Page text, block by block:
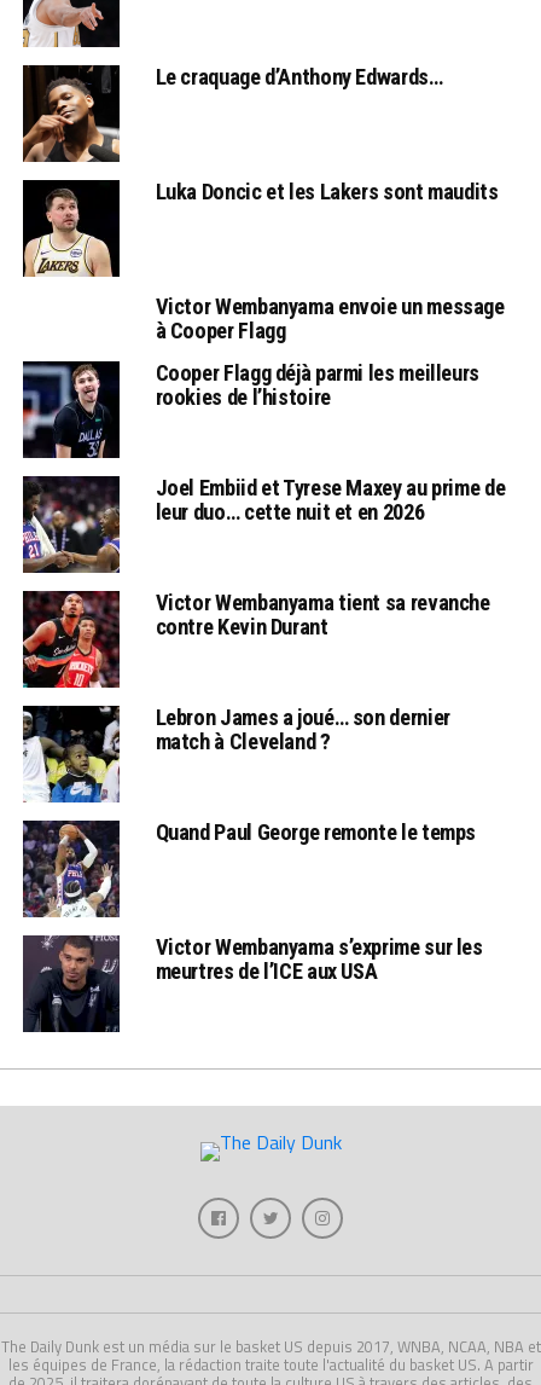
Le craquage d’Anthony Edwards…
Luka Doncic et les Lakers sont maudits
Victor Wembanyama envoie un message
à Cooper Flagg
Cooper Flagg déjà parmi les meilleurs
rookies de l’histoire
Joel Embiid et Tyrese Maxey au prime de
leur duo… cette nuit et en 2026
Victor Wembanyama tient sa revanche
contre Kevin Durant
Lebron James a joué… son dernier
match à Cleveland ?
Quand Paul George remonte le temps
Victor Wembanyama s’exprime sur les
meurtres de l’ICE aux USA
The Daily Dunk est un média sur le basket US depuis 2017, WNBA, NCAA, NBA et
les équipes de France, la rédaction traite toute l'actualité du basket US. A partir